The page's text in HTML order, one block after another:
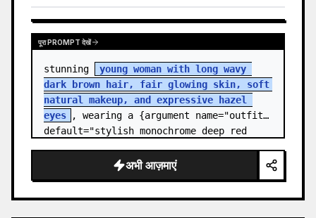
पूरा PROMPT देखें
stunning
young woman with long wavy
dark brown hair, fair glowing skin, soft
natural makeup, and expressive hazel
eyes
, wearing a {argument name="outfit"
default="stylish monochrome deep red
अभी आज़माएं